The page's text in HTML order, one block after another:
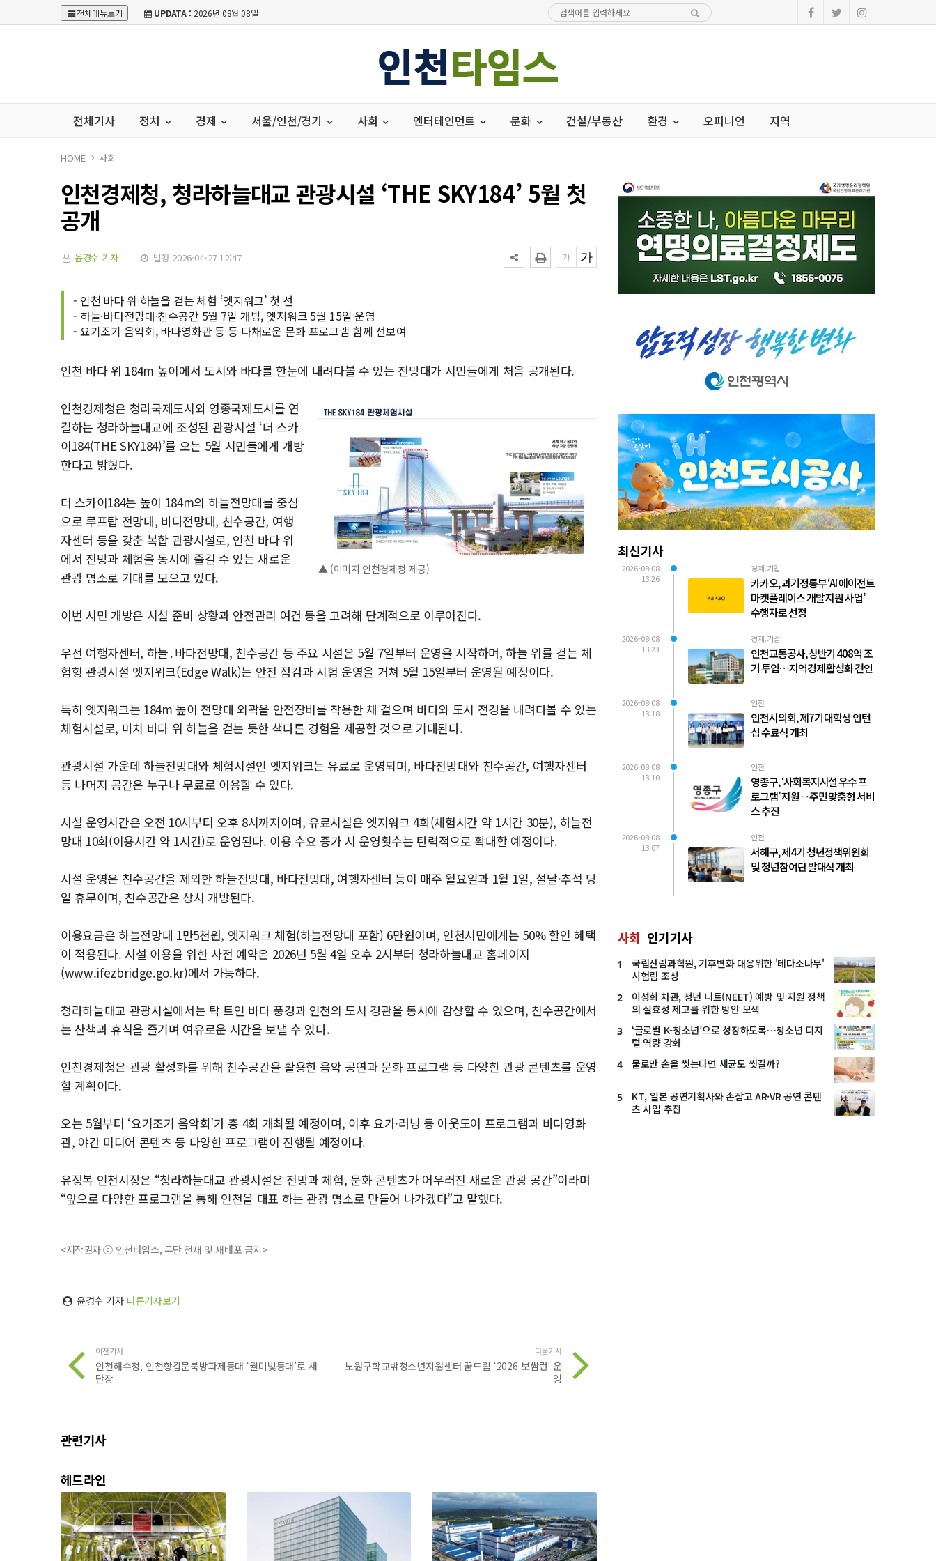
전체메뉴보기 UPDATA : 2026년 08월 08일
전체기사 정치 경제 서울/인천/경기 사회 엔터테인먼트 문화 건설/부동산 환경 오피니언 지역
HOME 사회
인천경제청, 청라하늘대교 관광시설 ‘THE SKY184’ 5월 첫
공개
윤경수 기자 발행 2026-04-27 12:47
- 인천 바다 위 하늘을 걷는 체험 ‘엣지워크’ 첫 선
- 하늘·바다전망대·친수공간 5월 7일 개방, 엣지워크 5월 15일 운영
- 요기조기 음악회, 바다영화관 등 등 다채로운 문화 프로그램 함께 선보여
인천 바다 위 184m 높이에서 도시와 바다를 한눈에 내려다볼 수 있는 전망대가 시민들에게 처음 공개된다.
▲ (이미지 인천경제청 제공)
인천경제청은 청라국제도시와 영종국제도시를 연
결하는 청라하늘대교에 조성된 관광시설 ‘더 스카
이184(THE SKY184)’를 오는 5월 시민들에게 개방
한다고 밝혔다.
더 스카이184는 높이 184m의 하늘전망대를 중심
으로 루프탑 전망대, 바다전망대, 친수공간, 여행
자센터 등을 갖춘 복합 관광시설로, 인천 바다 위
에서 전망과 체험을 동시에 즐길 수 있는 새로운
관광 명소로 기대를 모으고 있다.
이번 시민 개방은 시설 준비 상황과 안전관리 여건 등을 고려해 단계적으로 이루어진다.
우선 여행자센터, 하늘․바다전망대, 친수공간 등 주요 시설은 5월 7일부터 운영을 시작하며, 하늘 위를 걷는 체
험형 관광시설 엣지워크(Edge Walk)는 안전 점검과 시험 운영을 거쳐 5월 15일부터 운영될 예정이다.
특히 엣지워크는 184m 높이 전망대 외곽을 안전장비를 착용한 채 걸으며 바다와 도시 전경을 내려다볼 수 있는
체험시설로, 마치 바다 위 하늘을 걷는 듯한 색다른 경험을 제공할 것으로 기대된다.
관광시설 가운데 하늘전망대와 체험시설인 엣지워크는 유료로 운영되며, 바다전망대와 친수공간, 여행자센터
등 나머지 공간은 누구나 무료로 이용할 수 있다.
시설 운영시간은 오전 10시부터 오후 8시까지이며, 유료시설은 엣지워크 4회(체험시간 약 1시간 30분), 하늘전
망대 10회(이용시간 약 1시간)로 운영된다. 이용 수요 증가 시 운영횟수는 탄력적으로 확대할 예정이다.
시설 운영은 친수공간을 제외한 하늘전망대, 바다전망대, 여행자센터 등이 매주 월요일과 1월 1일, 설날·추석 당
일 휴무이며, 친수공간은 상시 개방된다.
이용요금은 하늘전망대 1만5천원, 엣지워크 체험(하늘전망대 포함) 6만원이며, 인천시민에게는 50% 할인 혜택
이 적용된다. 시설 이용을 위한 사전 예약은 2026년 5월 4일 오후 2시부터 청라하늘대교 홈페이지
(www.ifezbridge.go.kr)에서 가능하다.
청라하늘대교 관광시설에서는 탁 트인 바다 풍경과 인천의 도시 경관을 동시에 감상할 수 있으며, 친수공간에서
는 산책과 휴식을 즐기며 여유로운 시간을 보낼 수 있다.
인천경제청은 관광 활성화를 위해 친수공간을 활용한 음악 공연과 문화 프로그램 등 다양한 관광 콘텐츠를 운영
할 계획이다.
오는 5월부터 ‘요기조기 음악회’가 총 4회 개최될 예정이며, 이후 요가·러닝 등 아웃도어 프로그램과 바다영화
관, 야간 미디어 콘텐츠 등 다양한 프로그램이 진행될 예정이다.
유정복 인천시장은 “청라하늘대교 관광시설은 전망과 체험, 문화 콘텐츠가 어우러진 새로운 관광 공간”이라며
“앞으로 다양한 프로그램을 통해 인천을 대표 하는 관광 명소로 만들어 나가겠다”고 말했다.
<저작권자 ⓒ 인천타임스, 무단 전재 및 재배포 금지>
윤경수 기자 다른기사보기
이전기사
인천해수청, 인천항갑문북방파제등대 ‘월미빛등대’로 새
단장
다음기사
노원구학교밖청소년지원센터 꿈드림 ‘2026 보쌈런’ 운
영
관련기사
헤드라인
최신기사
2026-08-08
13:26
경제.기업
카카오, 과기정통부 ‘AI 에이전트
마켓플레이스 개발 지원 사업’
수행자로 선정
2026-08-08
13:23
경제.기업
인천교통공사, 상반기 408억 조
기 투입…지역경제 활성화 견인
2026-08-08
13:18
인천
인천시의회, 제7기 대학생 인턴
십 수료식 개최
2026-08-08
13:10
인천
영종구, ‘사회복지시설 우수 프
로그램’ 지원‥주민 맞춤형 서비
스 추진
2026-08-08
13:07
인천
서해구, 제4기 청년정책위원회
및 청년참여단 발대식 개최
사회 인기기사
1
국립산림과학원, 기후변화 대응위한 '테다소나무'
시험림 조성
2
이성희 차관, 청년 니트(NEET) 예방 및 지원 정책
의 실효성 제고를 위한 방안 모색
3
‘글로벌 K-청소년’으로 성장하도록…청소년 디지
털 역량 강화
4 물로만 손을 씻는다면 세균도 씻길까?
5
KT, 일본 공연기획사와 손잡고 AR·VR 공연 콘텐
츠 사업 추진